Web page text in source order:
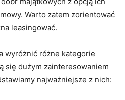
‌Warto ‌zatem zorientować
leasingować.
wyróżnić ‍różne‌ kategorie
się⁢ dużym⁤ zainteresowaniem
najważniejsze ⁢z⁤ nich: